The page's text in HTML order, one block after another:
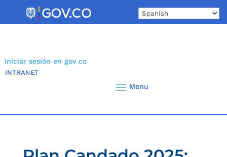
Iniciar sesión en gov co
INTRANET